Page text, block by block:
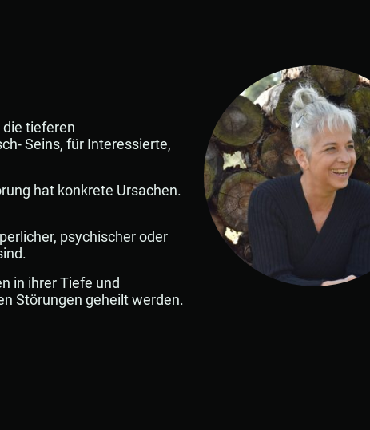
tieferen
Seins, für Interessierte,
hat konkrete Ursachen.
psychischer oder
in ihrer Tiefe und
Störungen geheilt werden.